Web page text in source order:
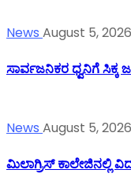
News August 5, 2026
ಸಾರ್ವಜನಿಕರ ಧ್ವನಿಗೆ
News August 5, 2026
ಮಿಲಾಗ್ರಿಸ್ ಕಾಲೇಜಿನಲ್ಲಿ